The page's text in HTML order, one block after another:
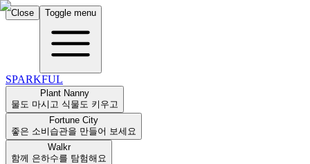
Close Toggle menu
SPARKFUL
Plant Nanny
물도 마시고 식물도 키우고
Fortune City
좋은 소비습관을 만들어 보세요
Walkr
함께 은하수를 탐험해요